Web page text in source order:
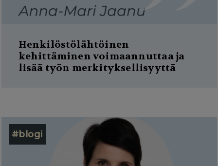
Henkilöstölähtöinen
kehittäminen voimaannuttaa ja
lisää työn merkityksellisyyttä
#blogi